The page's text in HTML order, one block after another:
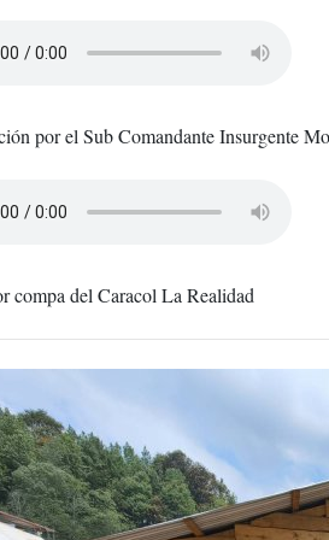
por el Sub Comandante Insurgente
compa del Caracol La Realidad